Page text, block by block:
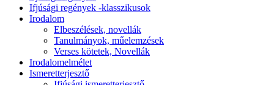
Ifjúsági regények -klasszikusok
Irodalom
Elbeszélések, novellák
Tanulmányok, műelemzések
Verses kötetek, Novellák
Irodalomelmélet
Ismeretterjesztő